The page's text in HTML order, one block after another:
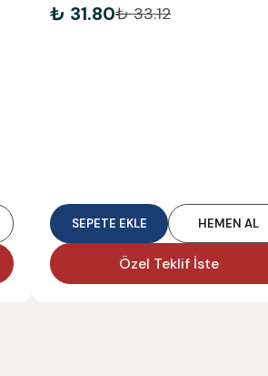
₺ 31.80₺ 33.12
SEPETE EKLE HEMEN AL
Özel Teklif İste